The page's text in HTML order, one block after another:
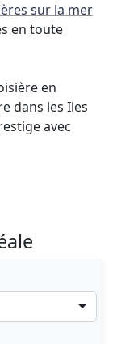
sur la mer
en toute
en
dans les Iles
avec